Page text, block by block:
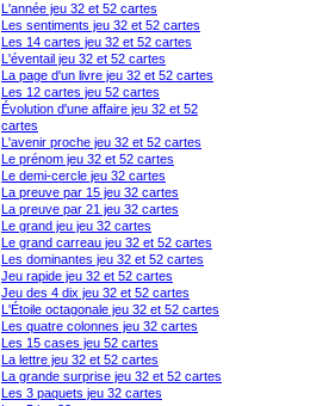
L'année jeu 32 et 52 cartes
Les sentiments jeu 32 et 52 cartes
Les 14 cartes jeu 32 et 52 cartes
L'éventail jeu 32 et 52 cartes
La page d'un livre jeu 32 et 52 cartes
Les 12 cartes jeu 52 cartes
Évolution d'une affaire jeu 32 et 52
cartes
L'avenir proche jeu 32 et 52 cartes
Le prénom jeu 32 et 52 cartes
Le demi-cercle jeu 32 cartes
La preuve par 15 jeu 32 cartes
La preuve par 21 jeu 32 cartes
Le grand jeu jeu 32 cartes
Le grand carreau jeu 32 et 52 cartes
Les dominantes jeu 32 et 52 cartes
Jeu rapide jeu 32 et 52 cartes
Jeu des 4 dix jeu 32 et 52 cartes
L'Étoile octagonale jeu 32 et 52 cartes
Les quatre colonnes jeu 32 cartes
Les 15 cases jeu 52 cartes
La lettre jeu 32 et 52 cartes
La grande surprise jeu 32 et 52 cartes
Les 3 paquets jeu 32 cartes